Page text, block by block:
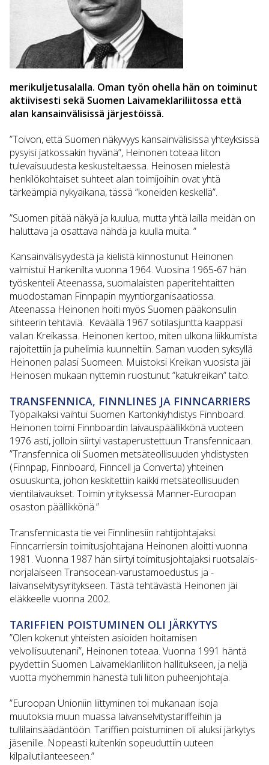
Hannu Honka
Kari Koivu
Rolf Sandberg
Nils Österberg
MS Heike Bos
merikuljetusalalla. Oman työn ohella hän on toiminut
aktiivisesti sekä Suomen Laivameklariliitossa että
alan kansainvälisissä järjestöissä.
”Toivon, että Suomen näkyvyys kansainvälisissä yhteyksissä
pysyisi jatkossakin hyvänä”, Heinonen toteaa liiton
tulevaisuudesta keskusteltaessa. Heinosen mielestä
henkilökohtaiset suhteet alan toimijoihin ovat yhtä
tärkeämpiä nykyaikana, tässä ”koneiden keskellä”.
”Suomen pitää näkyä ja kuulua, mutta yhtä lailla meidän on
haluttava ja osattava nähdä ja kuulla muita. ”
Kansainvälisyydestä ja kielistä kiinnostunut Heinonen
valmistui Hankenilta vuonna 1964. Vuosina 1965-67 hän
työskenteli Ateenassa, suomalaisten paperitehtaitten
muodostaman Finnpapin myyntiorganisaatiossa.
Ateenassa Heinonen hoiti myös Suomen pääkonsulin
sihteerin tehtäviä. Keväällä 1967 sotilasjuntta kaappasi
vallan Kreikassa. Heinonen kertoo, miten ulkona liikkumista
rajoitettiin ja puhelimia kuunneltiin. Saman vuoden syksyllä
Heinonen palasi Suomeen. Muistoksi Kreikan vuosista jäi
Heinosen mukaan nyttemin ruostunut ”katukreikan” taito.
TRANSFENNICA, FINNLINES JA FINNCARRIERS
Työpaikaksi vaihtui Suomen Kartonkiyhdistys Finnboard.
Heinonen toimi Finnboardin laivauspäällikkönä vuoteen
1976 asti, jolloin siirtyi vastaperustettuun Transfennicaan.
”Transfennica oli Suomen metsäteollisuuden yhdistysten
(Finnpap, Finnboard, Finncell ja Converta) yhteinen
osuuskunta, johon keskitettiin kaikki metsäteollisuuden
vientilaivaukset. Toimin yrityksessä Manner-Euroopan
osaston päällikkönä.”
Transfennicasta tie vei Finnlinesiin rahtijohtajaksi.
Finncarriersin toimitusjohtajana Heinonen aloitti vuonna
1981. Vuonna 1987 hän siirtyi toimitusjohtajaksi ruotsalais-
norjalaiseen Transocean-varustamoedustus ja -
laivanselvitysyritykseen. Tästä tehtävästä Heinonen jäi
eläkkeelle vuonna 2002.
TARIFFIEN POISTUMINEN OLI JÄRKYTYS
”Olen kokenut yhteisten asioiden hoitamisen
velvollisuutenani”, Heinonen toteaa. Vuonna 1991 häntä
pyydettiin Suomen Laivameklariliiton hallitukseen, ja neljä
vuotta myöhemmin hänestä tuli liiton puheenjohtaja.
”Euroopan Unioniin liittyminen toi mukanaan isoja
muutoksia muun muassa laivanselvitystariffeihin ja
tullilainsäädäntöön. Tariffien poistuminen oli aluksi järkytys
jäsenille. Nopeasti kuitenkin sopeuduttiin uuteen
kilpailutilanteeseen.”